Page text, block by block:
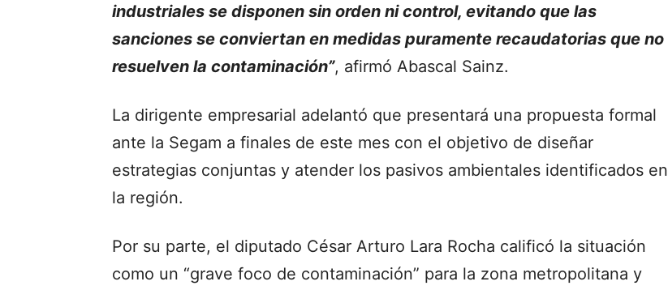
industriales se disponen sin orden ni control, evitando que las
sanciones se conviertan en medidas puramente recaudatorias que no
resuelven la contaminación”, afirmó Abascal Sainz.
La dirigente empresarial adelantó que presentará una propuesta formal
ante la Segam a finales de este mes con el objetivo de diseñar
estrategias conjuntas y atender los pasivos ambientales identificados en
la región.
Por su parte, el diputado César Arturo Lara Rocha calificó la situación
como un “grave foco de contaminación” para la zona metropolitana y